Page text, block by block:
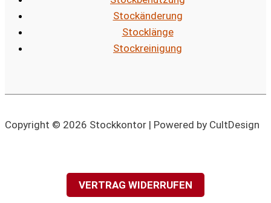
Stockänderung
Stocklänge
Stockreinigung
Copyright © 2026 Stockkontor | Powered by CultDesign
VERTRAG WIDERRUFEN